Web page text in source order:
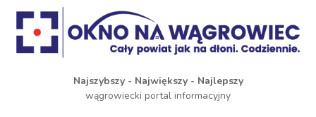
Najszybszy - Największy - Najlepszy
wągrowiecki portal informacyjny